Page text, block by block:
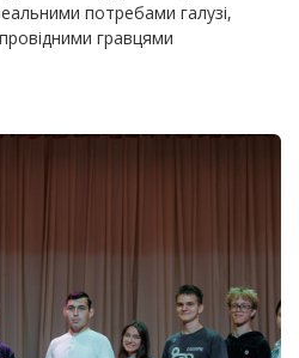
потребами галузі,
гравцями